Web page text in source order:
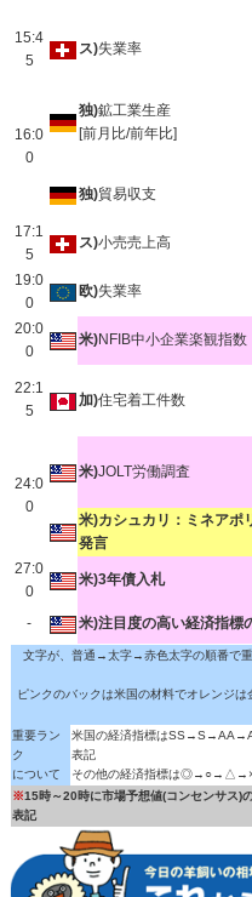
15:4
5
ス)失業率
16:0
0
独)鉱工業生産
[前月比/前年比]
独)貿易収支
17:1
5
ス)小売売上高
19:0
0
欧)失業率
20:0
0
米)NFIB中小企業楽観指数
22:1
5
加)住宅着工件数
24:0
0
米)JOLT労働調査
米)カシュカリ：ミネアポ
発言
27:0
0
米)3年債入札
- 米)注目度の高い経済指標
文字が、普通→太字→赤色太字の順番で
ピンクのバックは米国の材料でオレンジ
重要ラン
ク
について
米国の経済指標は
表記
その他の経済指標は◎→○→△→×
※15時～20時に市場予想値(コンセンサス)
表記